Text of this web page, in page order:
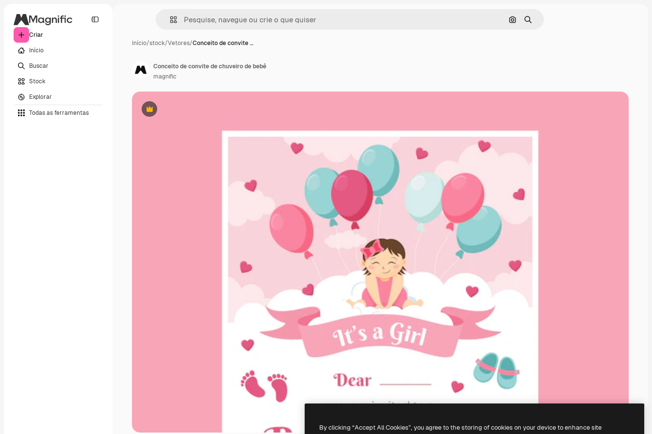
Criar
Início
Buscar
Stock
Explorar
Todas as ferramentas
Pesquisar por imagem
Buscar
Início/stock/Vetores/Conceito de convite …
Premium
Conceito de convite de chuveiro de bebê
magnific
By clicking “Accept All Cookies”, you agree to the storing of cookies on your device to enhance site